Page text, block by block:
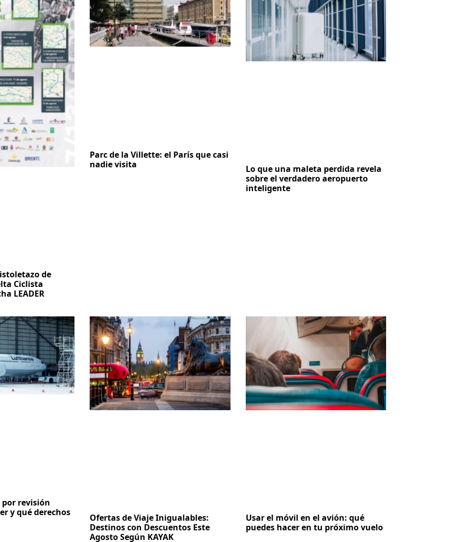
de
Ciclista
LEADER
Parc de la Villette: el París que casi
nadie visita
Lo que una maleta perdida revela
sobre el verdadero aeropuerto
inteligente
por revisión
y qué derechos
Ofertas de Viaje Inigualables:
Destinos con Descuentos Este
Agosto Según KAYAK
Usar el móvil en el avión: qué
puedes hacer en tu próximo vuelo